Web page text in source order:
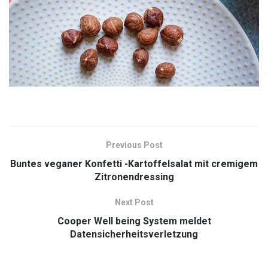
Previous Post
Buntes veganer Konfetti -Kartoffelsalat mit cremigem
Zitronendressing
Next Post
Cooper Well being System meldet
Datensicherheitsverletzung